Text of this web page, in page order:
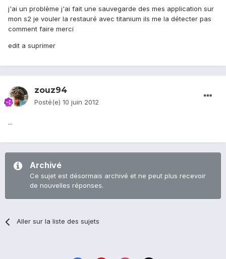
j'ai un problème j'ai fait une sauvegarde des mes application sur
mon s2 je vouler la restauré avec titanium ils me la détecter pas
comment faire merci
edit a suprimer
zouz94
Posté(e) 10 juin 2012
...
Archivé
Ce sujet est désormais archivé et ne peut plus recevoir
de nouvelles réponses.
Aller sur la liste des sujets